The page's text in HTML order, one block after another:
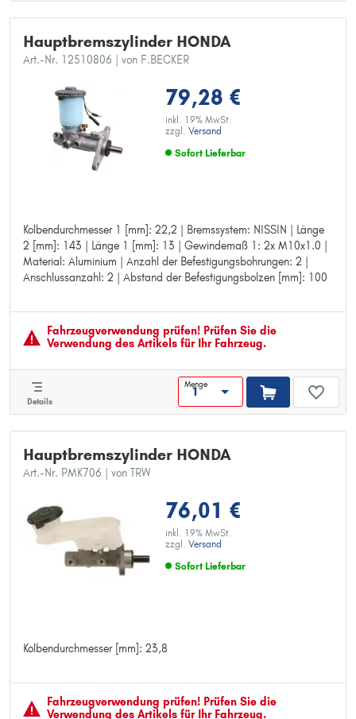
Hauptbremszylinder HONDA
Art.-Nr. 12510806 | von F.BECKER
79,28 €
inkl. 19% MwSt.
zzgl. Versand
Sofort Lieferbar
Kolbendurchmesser 1 [mm]: 22,2 | Bremssystem: NISSIN | Länge
2 [mm]: 143 | Länge 1 [mm]: 13 | Gewindemaß 1: 2x M10x1.0 |
Material: Aluminium | Anzahl der Befestigungsbohrungen: 2 |
Anschlussanzahl: 2 | Abstand der Befestigungsbolzen [mm]: 100
Kolbendurchmesser 1 [mm]: 22,2
Bremssystem: NISSIN
Länge 2 [mm]: 143
Länge 1 [mm]: 13
Material: Aluminium
Anzahl der Befestigungsbohrungen: 2
Anschlussanzahl: 2
Fahrzeugver­wendung prüfen! Prüfen Sie die
Verwendung des Artikels für Ihr Fahrzeug.
Details
Menge
Hauptbremszylinder HONDA
Art.-Nr. PMK706 | von TRW
76,01 €
inkl. 19% MwSt.
zzgl. Versand
Sofort Lieferbar
Kolbendurchmesser [mm]: 23,8
Kolbendurchmesser [mm]: 23,8
Fahrzeugver­wendung prüfen! Prüfen Sie die
Verwendung des Artikels für Ihr Fahrzeug.